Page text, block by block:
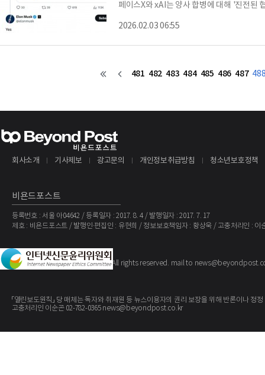
페이스X와 xAI는 양사 합병에 대해 '진전된
S) 엑스(X·옛 트위터)를 통해 합병설을 시
는 '마하33'의 에런 버닛 CEO가 이날 블룸
2026.02.03 06:55
481 482 483 484 485 486 487
회사소개 기사제보 광고문의 개인정보취급방침 청소년보호정책
비욘드포스트
등록번호 : 서울 아04642 / 등록일자 : 2017. 8. 4 / 발행일자 : 2017. 7. 17
제호 : 비욘드포스트 / 발행인·편집인 : 유현희 / 정보보호책임자 : 황상욱 / 고충처리인 : 이
Copyright ©The BeyondPost. All rights reserved. mail to
「열린보도원칙」 당 매체는 독자와 취재원 등 뉴스이용자의 권리 보장을 위해 반론이나
고충처리인 이순곤 02-782-0365 news@beyondpost.co.kr